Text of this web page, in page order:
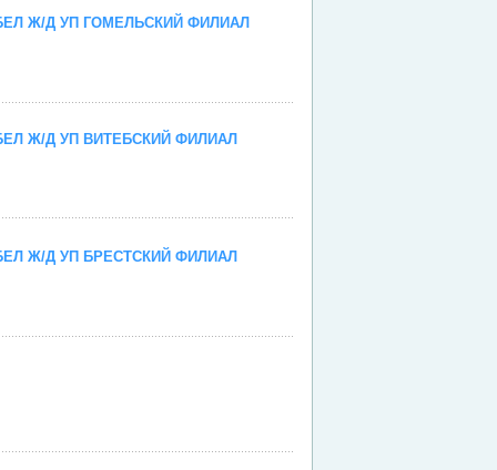
Ж/Д УП ГОМЕЛЬСКИЙ ФИЛИАЛ
Ж/Д УП ВИТЕБСКИЙ ФИЛИАЛ
Ж/Д УП БРЕСТСКИЙ ФИЛИАЛ